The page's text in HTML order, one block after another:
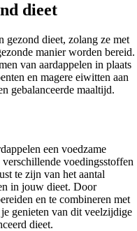
dieet
gezond dieet, zolang ze met
manier worden bereid.
van aardappelen in plaats
en magere eiwitten aan
gebalanceerde maaltijd.
een voedzame
voedingsstoffen
te zijn van het aantal
in jouw dieet. Door
en te combineren met
genieten van dit veelzijdige
dieet.